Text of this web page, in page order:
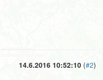
14.6.2016 10:52:10 (#2)